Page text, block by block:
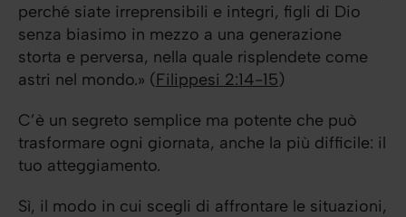
perché siate irreprensibili e integri, figli di Dio
senza biasimo in mezzo a una generazione
storta e perversa, nella quale risplendete come
astri nel mondo.» (Filippesi 2:14-15)
C’è un segreto semplice ma potente che può
trasformare ogni giornata, anche la più difficile: il
tuo atteggiamento.
Sì, il modo in cui scegli di affrontare le situazioni,